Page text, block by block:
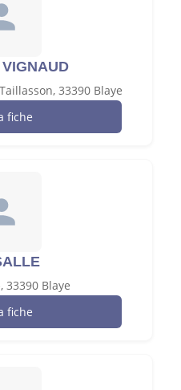
33390 Blaye
fiche
33390 Blaye
fiche